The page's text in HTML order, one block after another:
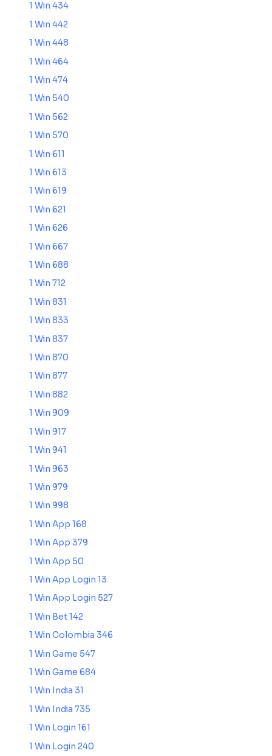
1 Win 434
1 Win 442
1 Win 448
1 Win 464
1 Win 474
1 Win 540
1 Win 562
1 Win 570
1 Win 611
1 Win 613
1 Win 619
1 Win 621
1 Win 626
1 Win 667
1 Win 688
1 Win 712
1 Win 831
1 Win 833
1 Win 837
1 Win 870
1 Win 877
1 Win 882
1 Win 909
1 Win 917
1 Win 941
1 Win 963
1 Win 979
1 Win 998
1 Win App 168
1 Win App 379
1 Win App 50
1 Win App Login 13
1 Win App Login 527
1 Win Bet 142
1 Win Colombia 346
1 Win Game 547
1 Win Game 684
1 Win India 31
1 Win India 735
1 Win Login 161
1 Win Login 240